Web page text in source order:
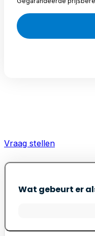
Vraag stellen
Wat gebeurt er